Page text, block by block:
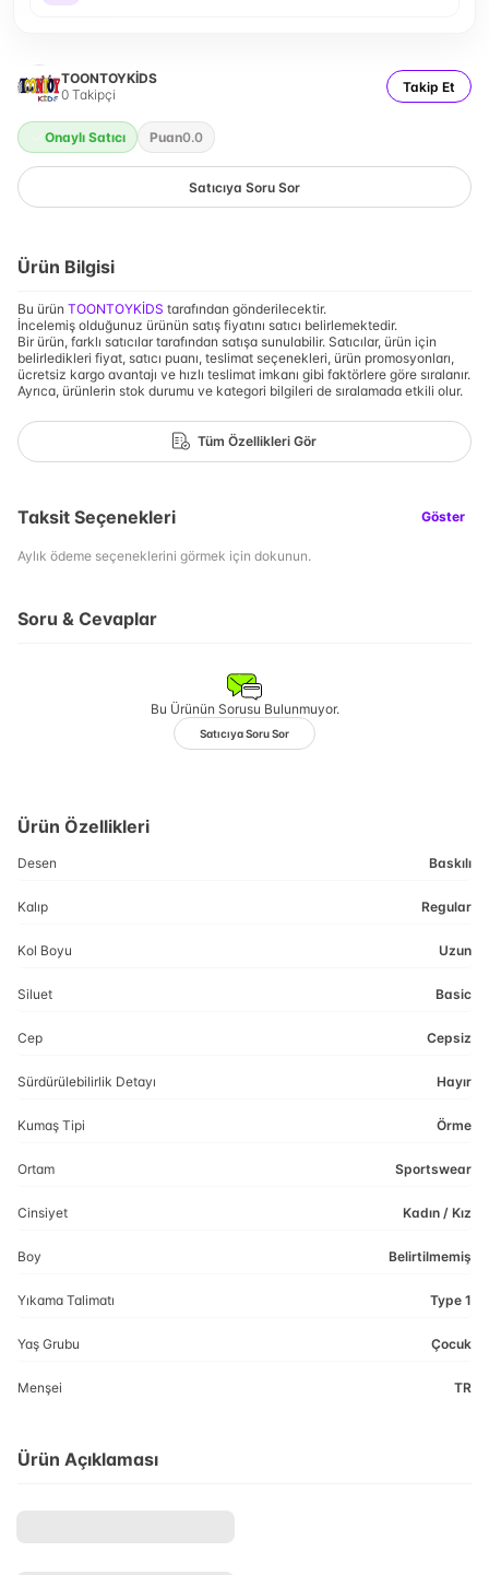
TOONTOYKİDS
0 Takipçi Takip Et
Onaylı Satıcı Puan0.0
Satıcıya Soru Sor
Ürün Bilgisi
Bu ürün TOONTOYKİDS tarafından gönderilecektir.
İncelemiş olduğunuz ürünün satış fiyatını satıcı belirlemektedir.
Bir ürün, farklı satıcılar tarafından satışa sunulabilir. Satıcılar, ürün için
belirledikleri fiyat, satıcı puanı, teslimat seçenekleri, ürün promosyonları,
ücretsiz kargo avantajı ve hızlı teslimat imkanı gibi faktörlere göre sıralanır.
Ayrıca, ürünlerin stok durumu ve kategori bilgileri de sıralamada etkili olur.
Tüm Özellikleri Gör
Taksit Seçenekleri Göster
Aylık ödeme seçeneklerini görmek için dokunun.
Soru & Cevaplar
Bu Ürünün Sorusu Bulunmuyor.
Satıcıya Soru Sor
Ürün Özellikleri
Desen Baskılı
Kalıp Regular
Kol Boyu Uzun
Siluet Basic
Cep Cepsiz
Sürdürülebilirlik Detayı Hayır
Kumaş Tipi Örme
Ortam Sportswear
Cinsiyet Kadın / Kız
Boy Belirtilmemiş
Yıkama Talimatı Type 1
Yaş Grubu Çocuk
Menşei TR
Ürün Açıklaması